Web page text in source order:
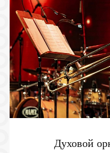
Духовой